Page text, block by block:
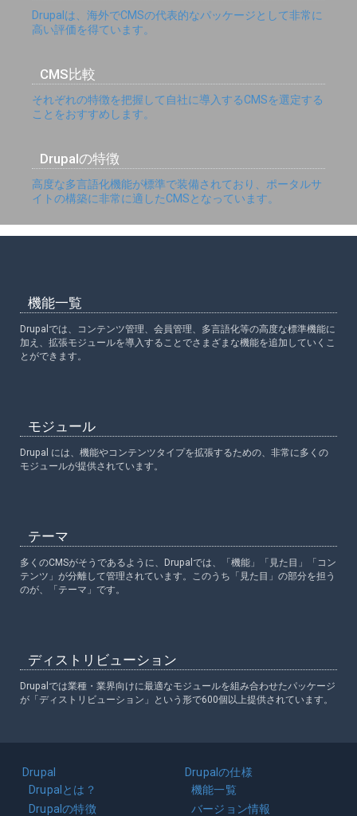
Drupalは、海外でCMSの代表的なパッケージとして非常に
高い評価を得ています。
CMS比較
それぞれの特徴を把握して自社に導入するCMSを選定する
ことをおすすめします。
Drupalの特徴
高度な多言語化機能が標準で装備されており、ポータルサ
イトの構築に非常に適したCMSとなっています。
機能一覧
Drupalでは、コンテンツ管理、会員管理、多言語化等の高度な標準機能に
加え、拡張モジュールを導入することでさまざまな機能を追加していくこ
とができます。
モジュール
Drupal には、機能やコンテンツタイプを拡張するための、非常に多くの
モジュールが提供されています。
テーマ
多くのCMSがそうであるように、Drupalでは、「機能」「見た目」「コン
テンツ」が分離して管理されています。このうち「見た目」の部分を担う
のが、「テーマ」です。
ディストリビューション
Drupalでは業種・業界向けに最適なモジュールを組み合わせたパッケージ
が「ディストリビューション」という形で600個以上提供されています。
navigation
Drupal
Drupalとは？
Drupalの特徴
Drupalの仕様
機能一覧
バージョン情報